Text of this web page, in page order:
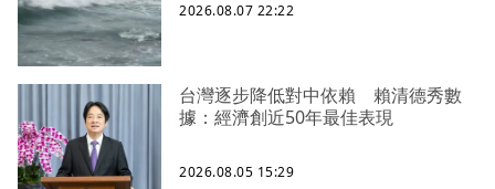
2026.08.07 22:22
台灣逐步降低對中依賴 賴清德秀數
據：經濟創近50年最佳表現
2026.08.05 15:29